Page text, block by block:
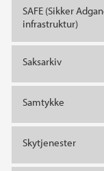
SAFE (Sikker
infrastruktur)
Saksarkiv
Samtykke
Skytjenester